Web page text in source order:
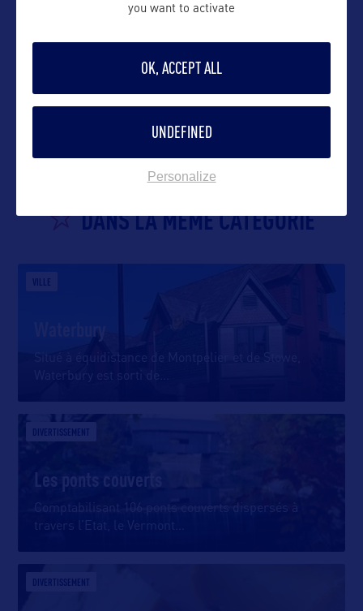
VOIR LE SITE
DANS LA MÊME CATEGORIE
VILLE
Waterbury
Situé à équidistance de Montpelier et de Stowe,
Waterbury est sorti de
DIVERTISSEMENT
Les ponts couverts
Comptabilisant 106 ponts couverts dispersés à
travers l’Etat, le Vermont
DIVERTISSEMENT
you want to activate
OK, ACCEPT ALL
UNDEFINED
Personalize